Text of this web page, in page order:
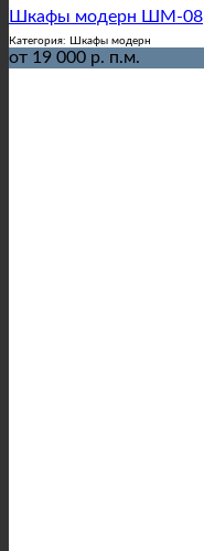
Шкафы модерн ШМ-08
Категория: Шкафы модерн
от 19 000 р. п.м.